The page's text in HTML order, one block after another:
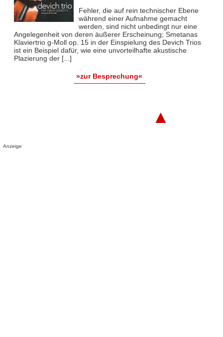
Fehler, die auf rein technischer Ebene
während einer Aufnahme gemacht
werden, sind nicht unbedingt nur eine
Angelegenheit von deren äußerer Erscheinung; Smetanas
Klaviertrio g-Moll op. 15 in der Einspielung des Devich Trios
ist ein Beispiel dafür, wie eine unvorteilhafte akustische
Plazierung der [...]
»zur Besprechung«
▲
Anzeige